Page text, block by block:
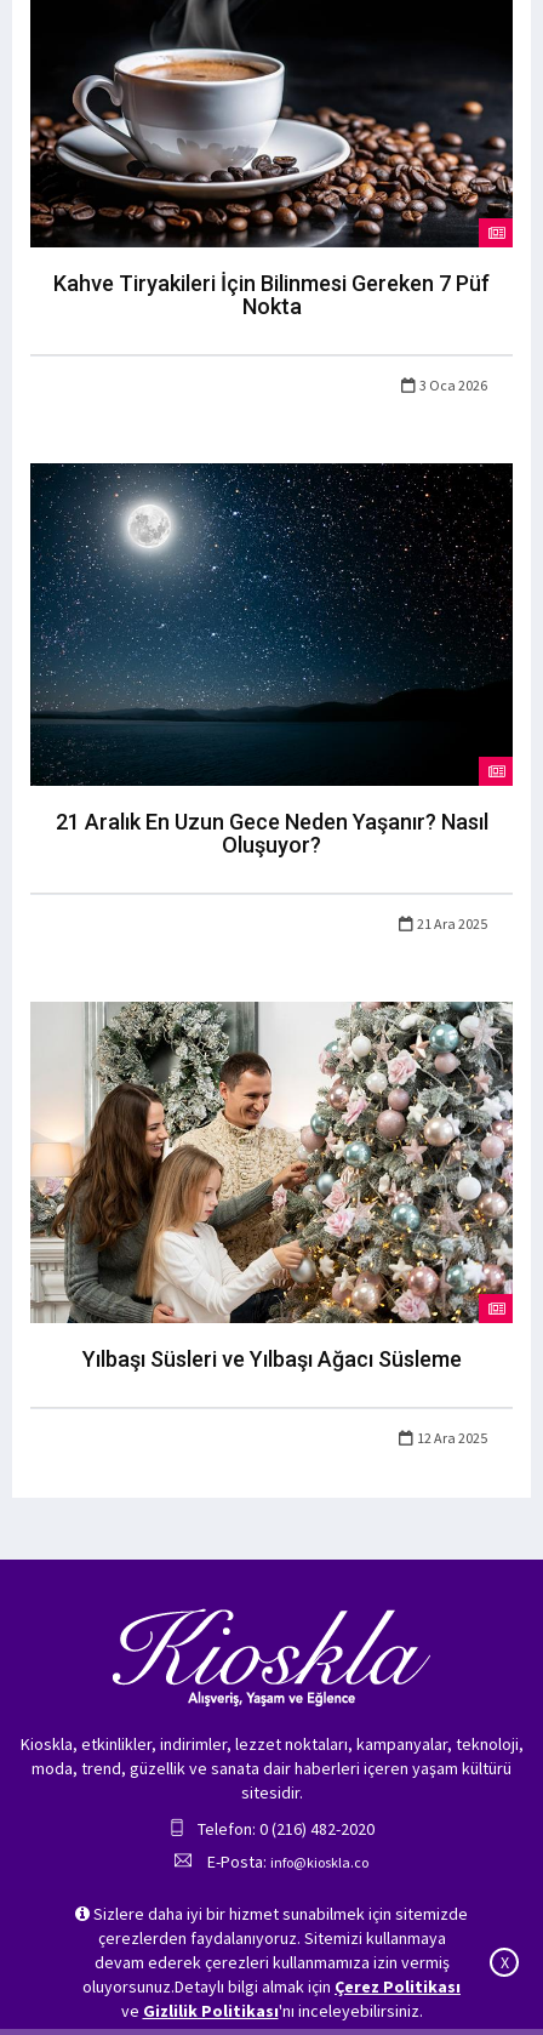
Kahve Tiryakileri İçin Bilinmesi Gereken 7 Püf
Nokta
3 Oca 2026
21 Aralık En Uzun Gece Neden Yaşanır? Nasıl
Oluşuyor?
21 Ara 2025
Yılbaşı Süsleri ve Yılbaşı Ağacı Süsleme
12 Ara 2025
Sizlere daha iyi bir hizmet sunabilmek için sitemizde
çerezlerden faydalanıyoruz. Sitemizi kullanmaya
devam ederek çerezleri kullanmamıza izin vermiş
oluyorsunuz.Detaylı bilgi almak için Çerez Politikası
ve Gizlilik Politikası'nı inceleyebilirsiniz.
X
Kioskla, etkinlikler, indirimler, lezzet noktaları, kampanyalar, teknoloji,
moda, trend, güzellik ve sanata dair haberleri içeren yaşam kültürü
sitesidir.
Telefon: 0 (216) 482-2020
E-Posta: info@kioskla.co